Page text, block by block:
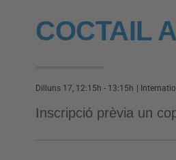
COCTAIL
Dilluns 17, 12:15h - 13:15h
Inscripció prèvia un